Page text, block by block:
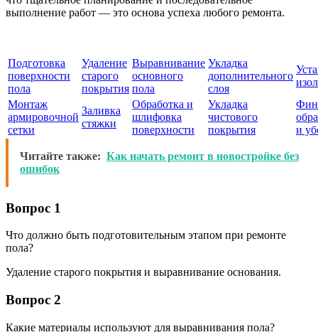
выполнение работ — это основа успеха любого ремонта.
Подготовка
поверхности
пола
Удаление
старого
покрытия
Выравнивание
основного
пола
Укладка
дополнительного
слоя
Монтаж
армировочной
сетки
Заливка
стяжки
Обработка и
шлифовка
поверхности
Укладка
чистового
покрытия
и
Читайте также: Как начать ремонт в новостройке без
ошибок
Вопрос 1
Что должно быть подготовительным этапом при ремонте
пола?
Удаление старого покрытия и выравнивание основания.
Вопрос 2
Какие материалы используют для выравнивания пола?